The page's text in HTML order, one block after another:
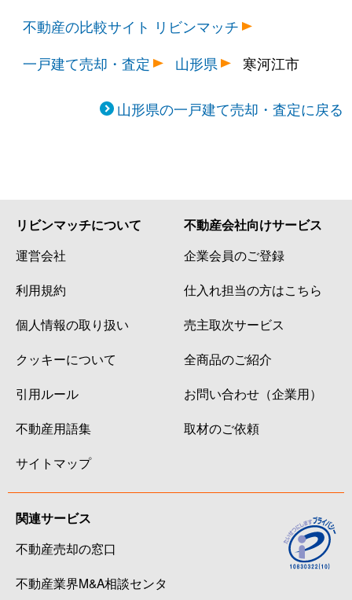
不動産の比較サイト リビンマッチ
一戸建て売却・査定
山形県 寒河江市
山形県の一戸建て売却・査定に戻る
リビンマッチについて
運営会社
利用規約
個人情報の取り扱い
クッキーについて
引用ルール
不動産用語集
サイトマップ
不動産会社向けサービス
企業会員のご登録
仕入れ担当の方はこちら
売主取次サービス
全商品のご紹介
お問い合わせ（企業用）
取材のご依頼
関連サービス
不動産売却の窓口
不動産業界M&A相談センタ